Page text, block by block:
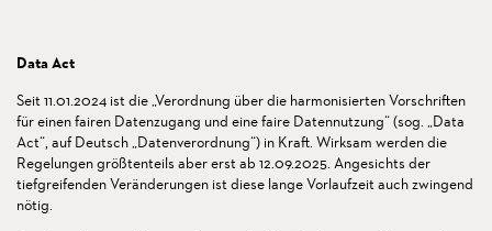
Data Act
Seit 11.01.2024 ist die „Verordnung über die harmonisierten Vorschriften
für einen fairen Datenzugang und eine faire Datennutzung“ (sog. „Data
Act“, auf Deutsch „Datenverordnung“) in Kraft. Wirksam werden die
Regelungen größtenteils aber erst ab 12.09.2025. Angesichts der
tiefgreifenden Veränderungen ist diese lange Vorlaufzeit auch zwingend
nötig.